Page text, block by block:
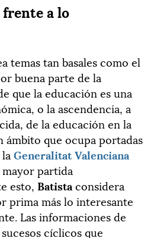
a lo
temas tan basales como el
buena parte de la
que la educación es una
o la ascendencia, a
de la educación en la
ámbito que ocupa portadas
Generalitat Valenciana
mayor partida
esto, Batista considera
prima más lo interesante
Las informaciones de
cíclicos que